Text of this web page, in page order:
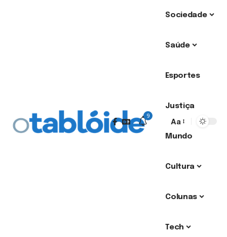
Sociedade
Saúde
Esportes
Justiça
Mundo
Cultura
Colunas
Tech
9
Aa